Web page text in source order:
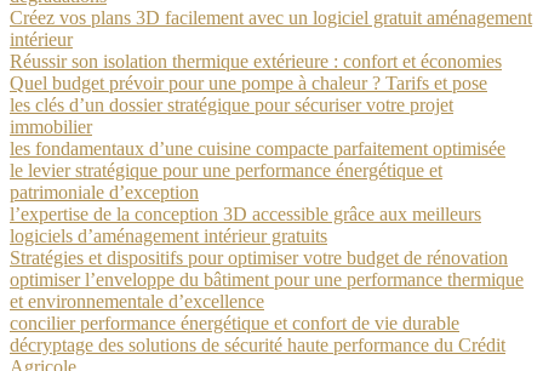
Créez vos plans 3D facilement avec un logiciel gratuit aménagement
intérieur
Réussir son isolation thermique extérieure : confort et économies
Quel budget prévoir pour une pompe à chaleur ? Tarifs et pose
les clés d’un dossier stratégique pour sécuriser votre projet
immobilier
les fondamentaux d’une cuisine compacte parfaitement optimisée
le levier stratégique pour une performance énergétique et
patrimoniale d’exception
l’expertise de la conception 3D accessible grâce aux meilleurs
logiciels d’aménagement intérieur gratuits
Stratégies et dispositifs pour optimiser votre budget de rénovation
optimiser l’enveloppe du bâtiment pour une performance thermique
et environnementale d’excellence
concilier performance énergétique et confort de vie durable
décryptage des solutions de sécurité haute performance du Crédit
Agricole